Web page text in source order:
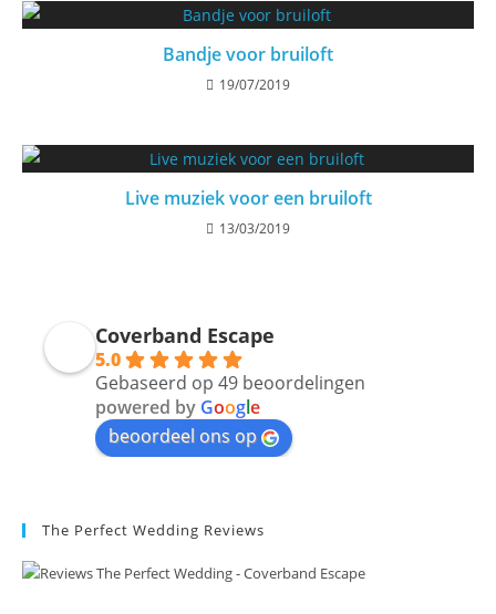
Bandje voor bruiloft
19/07/2019
Live muziek voor een bruiloft
13/03/2019
Coverband Escape
5.0
Gebaseerd op 49 beoordelingen
powered by Google
beoordeel ons op
The Perfect Wedding Reviews